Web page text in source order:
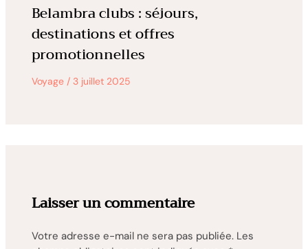
Belambra clubs : séjours,
destinations et offres
promotionnelles
Voyage/ 3 juillet 2025
Laisser un commentaire
Votre adresse e-mail ne sera pas publiée. Les